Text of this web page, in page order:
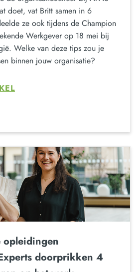
doet, vat Britt samen in 6
ze ook tijdens de Champion
Werkgever op 18 mei bij
Welke van deze tips zou je
binnen jouw organisatie?
doorprikken 4